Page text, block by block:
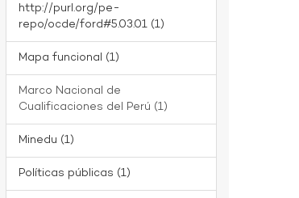
http://purl.org/pe-
repo/ocde/ford#5.03.01 (1)
Mapa funcional (1)
Marco Nacional de
Cualificaciones del Perú (1)
Minedu (1)
Políticas públicas (1)